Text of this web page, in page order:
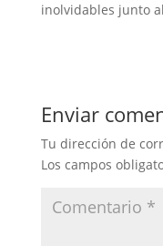
inolvidables junto
Enviar
Tu dirección de
Los campos